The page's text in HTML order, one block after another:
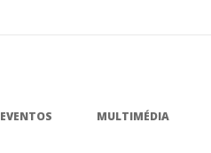
EVENTOS MULTIMÉDIA